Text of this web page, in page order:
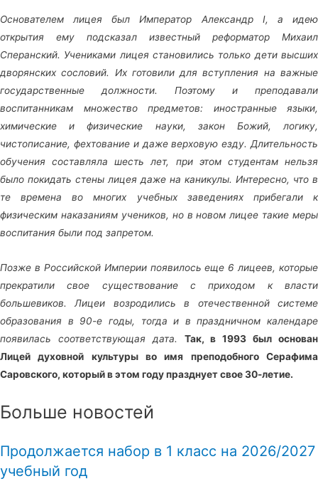
Основателем лицея был Император Александр I, а идею
открытия ему подсказал известный реформатор Михаил
Сперанский. Учениками лицея становились только дети высших
дворянских сословий. Их готовили для вступления на важные
государственные должности. Поэтому и преподавали
воспитанникам множество предметов: иностранные языки,
химические и физические науки, закон Божий, логику,
чистописание, фехтование и даже верховую езду. Длительность
обучения составляла шесть лет, при этом студентам нельзя
было покидать стены лицея даже на каникулы. Интересно, что в
те времена во многих учебных заведениях прибегали к
физическим наказаниям учеников, но в новом лицее такие меры
воспитания были под запретом.
Позже в Российской Империи появилось еще 6 лицеев, которые
прекратили свое существование с приходом к власти
большевиков. Лицеи возродились в отечественной системе
образования в 90-е годы, тогда и в праздничном календаре
появилась соответствующая дата.
Так, в 1993 был основан
Лицей духовной культуры во имя преподобного Серафима
Саровского, который в этом году празднует свое 30-летие.
Больше новостей
Продолжается набор в 1 класс на 2026/2027
учебный год